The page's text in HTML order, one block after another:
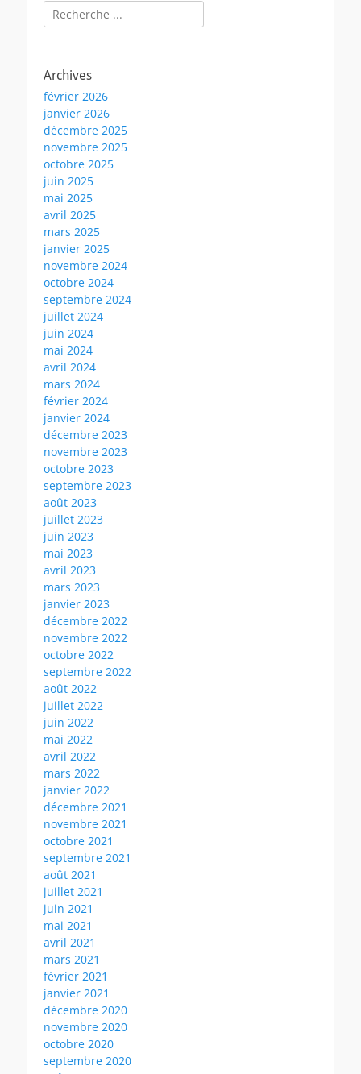
Rechercher :
Archives
février 2026
janvier 2026
décembre 2025
novembre 2025
octobre 2025
juin 2025
mai 2025
avril 2025
mars 2025
janvier 2025
novembre 2024
octobre 2024
septembre 2024
juillet 2024
juin 2024
mai 2024
avril 2024
mars 2024
février 2024
janvier 2024
décembre 2023
novembre 2023
octobre 2023
septembre 2023
août 2023
juillet 2023
juin 2023
mai 2023
avril 2023
mars 2023
janvier 2023
décembre 2022
novembre 2022
octobre 2022
septembre 2022
août 2022
juillet 2022
juin 2022
mai 2022
avril 2022
mars 2022
janvier 2022
décembre 2021
novembre 2021
octobre 2021
septembre 2021
août 2021
juillet 2021
juin 2021
mai 2021
avril 2021
mars 2021
février 2021
janvier 2021
décembre 2020
novembre 2020
octobre 2020
septembre 2020